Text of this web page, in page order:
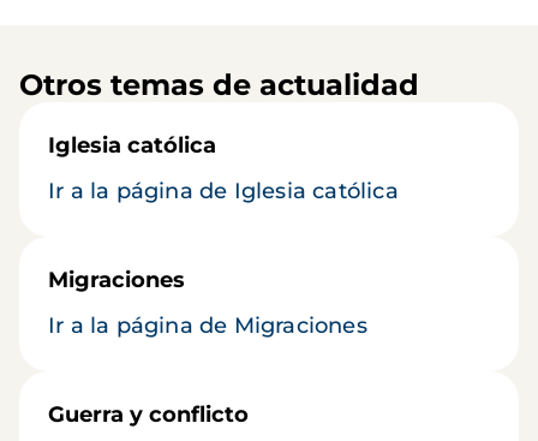
Otros temas de actualidad
Iglesia católica
Ir a la página de Iglesia católica
Migraciones
Ir a la página de Migraciones
Guerra y conflicto